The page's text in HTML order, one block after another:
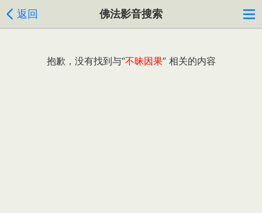
返回 佛法影音搜索
抱歉，没有找到与“不昧因果” 相关的内容